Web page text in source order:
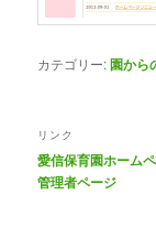
カテゴリー:園から
リンク
愛信保育園ホーム
管理者ページ